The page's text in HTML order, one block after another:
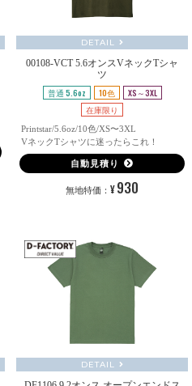
DETAIL
00108-VCT 5.6オンスVネックTシャ
ツ
普通 5.6oz 10色
XS～3XL
在庫限り
Printstar/5.6oz/10色/XS〜3XL
VネックTシャツに迷ったらこれ！
自動見積り
無地特価：¥ 930
DETAIL